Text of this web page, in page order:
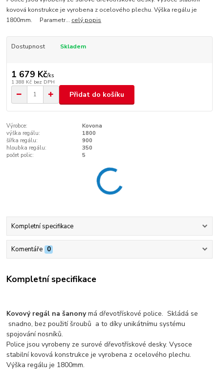
kovová konstrukce je vyrobena z ocelového plechu. Výška regálu je
1800mm. Parametr... celý popis
Dostupnost Skladem
1 679 Kč/ks
1 388 Kč bez DPH
Přidat do košíku
Výrobce:
Kovona
výška regálu:
1800
šířka regálu:
900
hloubka regálu:
350
počet polic:
5
Kompletní specifikace
Komentáře 0
Kompletní specifikace
Kovový regál na šanonymá dřevotřískové police. Skládá se
snadno, bez použití šroubů a to díky unikátnímu systému
spojování nosníků.
Police jsou vyrobeny ze surové dřevotřískové desky. Vysoce
stabilní kovová konstrukce je vyrobena z ocelového plechu.
Výška regálu je 1800mm.